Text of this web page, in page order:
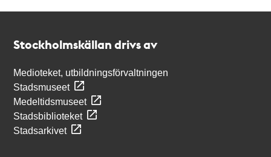
Stockholmskällan drivs av
Medioteket, utbildningsförvaltningen
Stadsmuseet
Medeltidsmuseet
Stadsbiblioteket
Stadsarkivet